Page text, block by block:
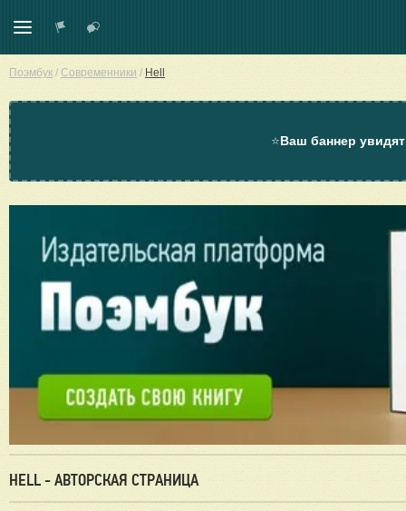
Поэмбук / Современники / Hell
⭐Ваш баннер
HELL - АВТОРСКАЯ СТРАНИЦА